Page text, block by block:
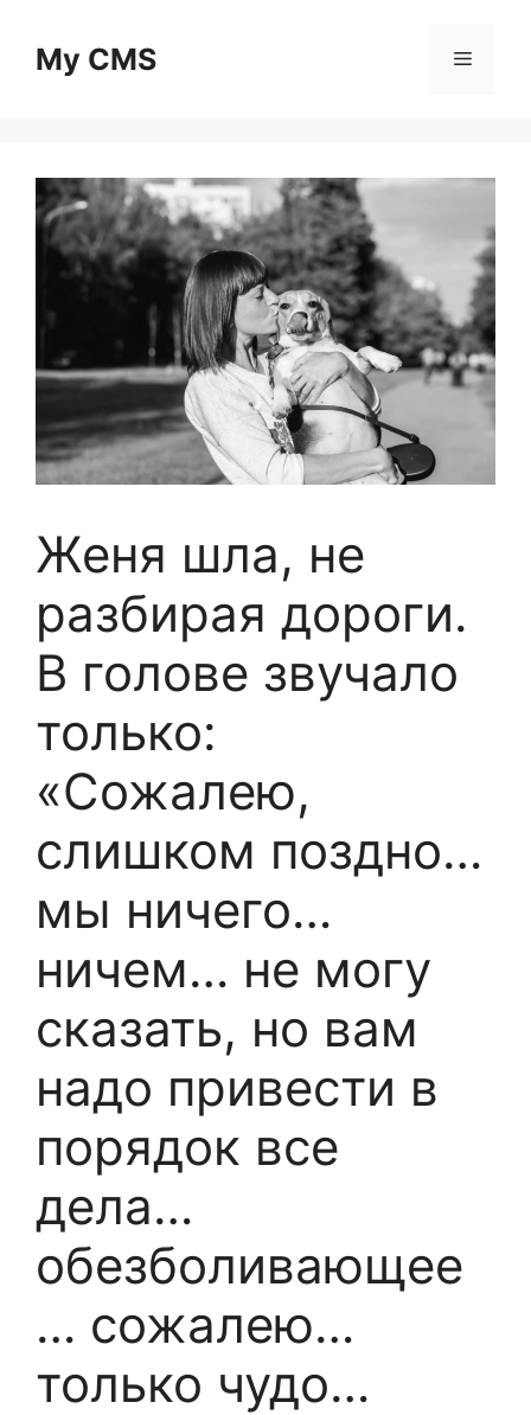
contentMy CMS Menu
Женя шла, не
разбирая дороги.
В голове звучало
только:
«Сожалею,
слишком поздно…
мы ничего…
ничем… не могу
сказать, но вам
надо привести в
порядок все
дела…
обезболивающее
… сожалею…
только чудо…